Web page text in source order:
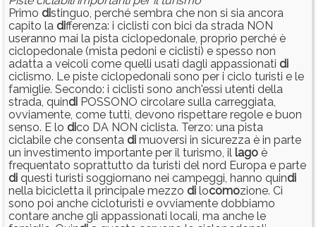
Primo distinguo, perché sembra che non si sia ancora
capito la differenza: i ciclisti con bici da strada NON
useranno mai la pista ciclopedonale, proprio perché è
ciclopedonale (mista pedoni e ciclisti) e spesso non
adatta a veicoli come quelli usati dagli appassionati di
ciclismo. Le piste ciclopedonali sono per i ciclo turisti e le
famiglie. Secondo: i ciclisti sono anch'essi utenti della
strada, quindi POSSONO circolare sulla carreggiata,
ovviamente, come tutti, devono rispettare regole e buon
senso. E lo dico DA NON ciclista. Terzo: una pista
ciclabile che consenta di muoversi in sicurezza è in parte
un investimento importante per il turismo, il lago è
frequentato soprattutto da turisti del nord Europa e parte
di questi turisti soggiornano nei campeggi, hanno quindi
nella bicicletta il principale mezzo di locomozione. Ci
sono poi anche cicloturisti e ovviamente dobbiamo
contare anche gli appassionati locali, ma anche le